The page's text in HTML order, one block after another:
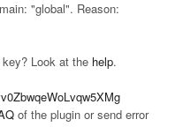
"global". Reason:
Look at the help.
of the plugin or send error